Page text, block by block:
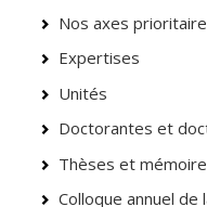
Nos axes
Expertises
Unités
Doctorantes et
Thèses et
Colloque annuel de